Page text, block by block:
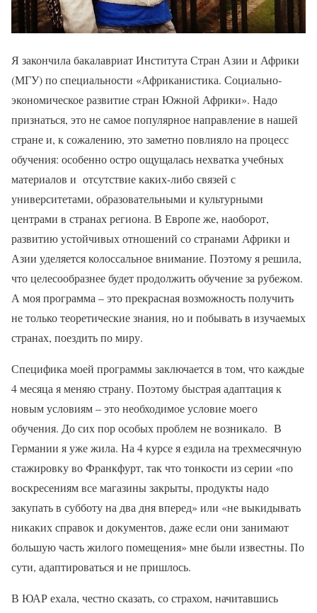
Я закончила бакалавриат Института Стран Азии и Африки
(МГУ) по специальности «Африканистика. Социально-
экономическое развитие стран Южной Африки». Надо
признаться, это не самое популярное направление в нашей
стране и, к сожалению, это заметно повлияло на процесс
обучения: особенно остро ощущалась нехватка учебных
материалов и отсутствие каких-либо связей с
университетами, образовательными и культурными
центрами в странах региона. В Европе же, наоборот,
развитию устойчивых отношений со странами Африки и
Азии уделяется колоссальное внимание. Поэтому я решила,
что целесообразнее будет продолжить обучение за рубежом.
А моя программа – это прекрасная возможность получить
не только теоретические знания, но и побывать в изучаемых
странах, поездить по миру.
Специфика моей программы заключается в том, что каждые
4 месяца я меняю страну. Поэтому быстрая адаптация к
новым условиям – это необходимое условие моего
обучения. До сих пор особых проблем не возникало. В
Германии я уже жила. На 4 курсе я ездила на трехмесячную
стажировку во Франкфурт, так что тонкости из серии «по
воскресениям все магазины закрыты, продукты надо
закупать в субботу на два дня вперед» или «не выкидывать
никаких справок и документов, даже если они занимают
большую часть жилого помещения» мне были известны. По
сути, адаптироваться и не пришлось.
В ЮАР ехала, честно сказать, со страхом, начитавшись